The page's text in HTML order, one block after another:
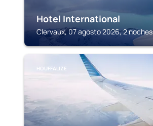
Hotel International
Clervaux, 07 agosto 2026, 2 noches
HOUFFALIZE